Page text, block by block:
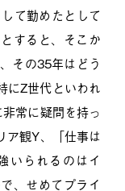
て勤めたとして
すると、そこか
その35年はどう
にZ世代といわれ
常に疑問を持っ
ア観Y、「仕事は
いられるのはイ
、せめてプライ